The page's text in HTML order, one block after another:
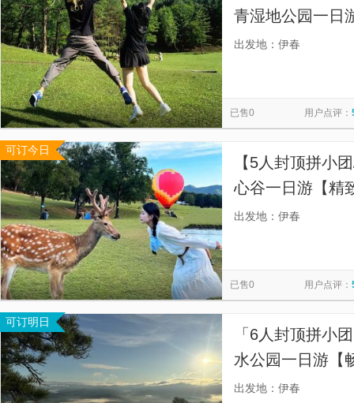
青湿地公园一日
款舒适座驾供选
出发地：伊春
已售0 用户点评：
可订今日
【5人封顶拼小
心谷一日游【精
座驾供选择；纯
出发地：伊春
已售0 用户点评：
可订明日
「6人封顶拼小
水公园一日游【
都市喧嚣，纵情
出发地：伊春